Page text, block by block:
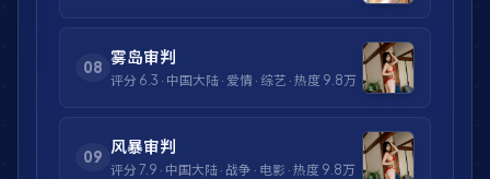
08
雾岛审判
评分 6.3 · 中国大陆 · 爱情 · 综艺 · 热度 9.8万
09
风暴审判
评分 7.9 · 中国大陆 · 战争 · 电影 · 热度 9.8万